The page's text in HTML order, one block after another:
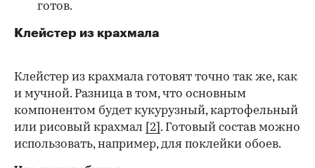
готов.
Клейстер из крахмала
Клейстер из крахмала готовят точно так же, как
и мучной. Разница в том, что основным
компонентом будет кукурузный, картофельный
или рисовый крахмал
[2] . Готовый состав можно
использовать, например, для поклейки обоев.